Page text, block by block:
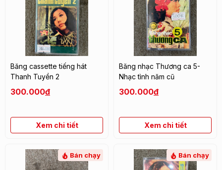
Băng cassette tiếng hát
Thanh Tuyền 2
300.000đ
Xem chi tiết
Băng nhạc Thương ca 5-
Nhạc tình năm cũ
300.000đ
Xem chi tiết
Bán chạy Bán chạy